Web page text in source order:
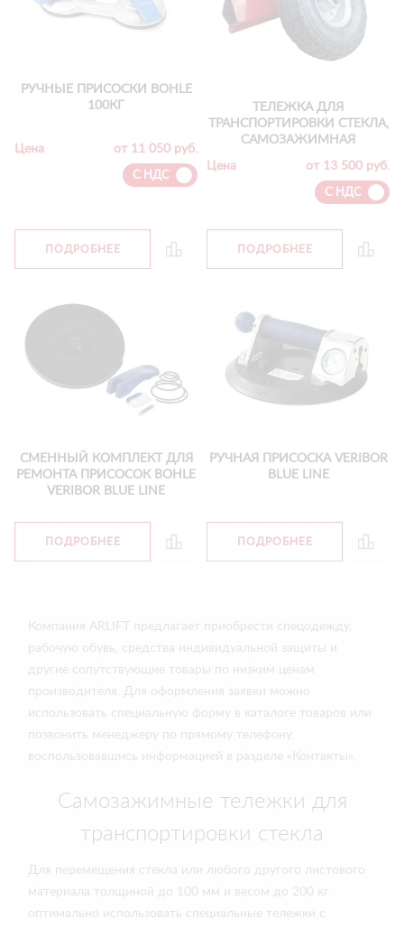
РУЧНЫЕ ПРИСОСКИ BOHLE
100КГ
Цена от 11 050 руб.
С НДС
ПОДРОБНЕЕ
ТЕЛЕЖКА ДЛЯ
ТРАНСПОРТИРОВКИ СТЕКЛА,
САМОЗАЖИМНАЯ
Цена от 13 500 руб.
С НДС
ПОДРОБНЕЕ
СМЕННЫЙ КОМПЛЕКТ ДЛЯ
РЕМОНТА ПРИСОСОК BOHLE
VERIBOR BLUE LINE
ПОДРОБНЕЕ
РУЧНАЯ ПРИСОСКА VERIBOR
BLUE LINE
ПОДРОБНЕЕ
Компания ARLIFT предлагает приобрести спецодежду,
рабочую обувь, средства индивидуальной защиты и
другие сопутствующие товары по низким ценам
производителя. Для оформления заявки можно
использовать специальную форму в каталоге товаров или
позвонить менеджеру по прямому телефону,
воспользовавшись информацией в разделе «Контакты».
Самозажимные тележки для
транспортировки стекла
Для перемещения стекла или любого другого листового
материала толщиной до 100 мм и весом до 200 кг
оптимально использовать специальные тележки с